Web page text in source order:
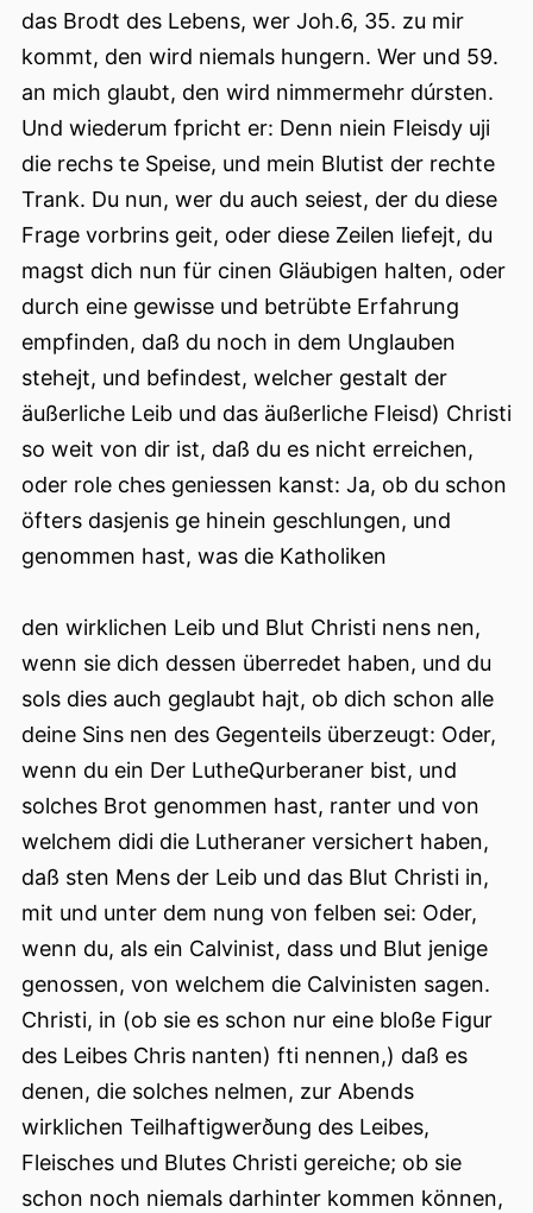
das Brodt des Lebens, wer Joh.6, 35. zu mir
kommt, den wird niemals hungern. Wer und 59.
an mich glaubt, den wird nimmermehr dúrsten.
Und wiederum fpricht er: Denn niein Fleisdy uji
die rechs te Speise, und mein Blutist der rechte
Trank. Du nun, wer du auch seiest, der du diese
Frage vorbrins geit, oder diese Zeilen liefejt, du
magst dich nun für cinen Gläubigen halten, oder
durch eine gewisse und betrübte Erfahrung
empfinden, daß du noch in dem Unglauben
stehejt, und befindest, welcher gestalt der
äußerliche Leib und das äußerliche Fleisd) Christi
so weit von dir ist, daß du es nicht erreichen,
oder role ches geniessen kanst: Ja, ob du schon
öfters dasjenis ge hinein geschlungen, und
genommen hast, was die Katholiken
den wirklichen Leib und Blut Christi nens nen,
wenn sie dich dessen überredet haben, und du
sols dies auch geglaubt hajt, ob dich schon alle
deine Sins nen des Gegenteils überzeugt: Oder,
wenn du ein Der LutheQurberaner bist, und
solches Brot genommen hast, ranter und von
welchem didi die Lutheraner versichert haben,
daß sten Mens der Leib und das Blut Christi in,
mit und unter dem nung von felben sei: Oder,
wenn du, als ein Calvinist, dass und Blut jenige
genossen, von welchem die Calvinisten sagen.
Christi, in (ob sie es schon nur eine bloße Figur
des Leibes Chris nanten) fti nennen,) daß es
denen, die solches nelmen, zur Abends
wirklichen Teilhaftigwerðung des Leibes,
Fleisches und Blutes Christi gereiche; ob sie
schon noch niemals darhinter kommen können,